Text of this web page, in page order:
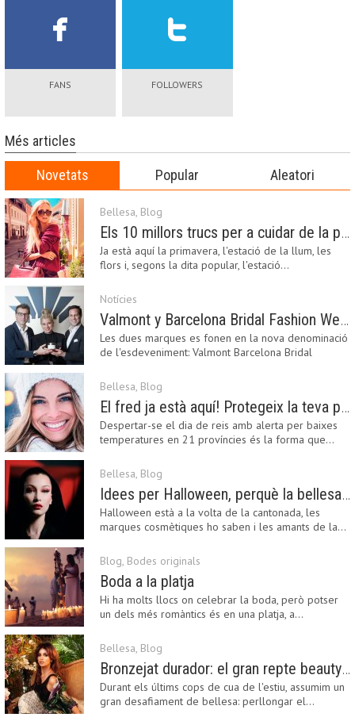
FANS FOLLOWERS
Més articles
Novetats Popular Aleatori
Bellesa, Blog
Els 10 millors trucs per a cuidar de la pell a la primavera
Ja està aquí la primavera, l'estació de la llum, les
flors i, segons la dita popular, l'estació…
Notícies
Valmont y Barcelona Bridal Fashion Week s’uneixen per donar impuls a la creativitat, la innovació i el disseny de la moda nupcial
Les dues marques es fonen en la nova denominació
de l'esdeveniment: Valmont Barcelona Bridal
Bellesa, Blog
El fred ja està aquí! Protegeix la teva pell amb els nostres consells i propostes
Despertar-se el dia de reis amb alerta per baixes
temperatures en 21 províncies és la forma que…
Bellesa, Blog
Idees per Halloween, perquè la bellesa pot ser terrorífica
Halloween està a la volta de la cantonada, les
marques cosmètiques ho saben i les amants de la…
Blog, Bodes originals
Boda a la platja
Hi ha molts llocs on celebrar la boda, però potser
un dels més romàntics és en una platja, a…
Bellesa, Blog
Bronzejat durador: el gran repte beauty del final de l’estiu
Durant els últims cops de cua de l'estiu, assumim un
gran desafiament de bellesa: perllongar el…